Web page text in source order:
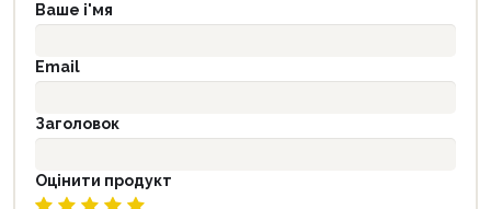
Ваше і'мя
Email
Заголовок
Оцінити продукт